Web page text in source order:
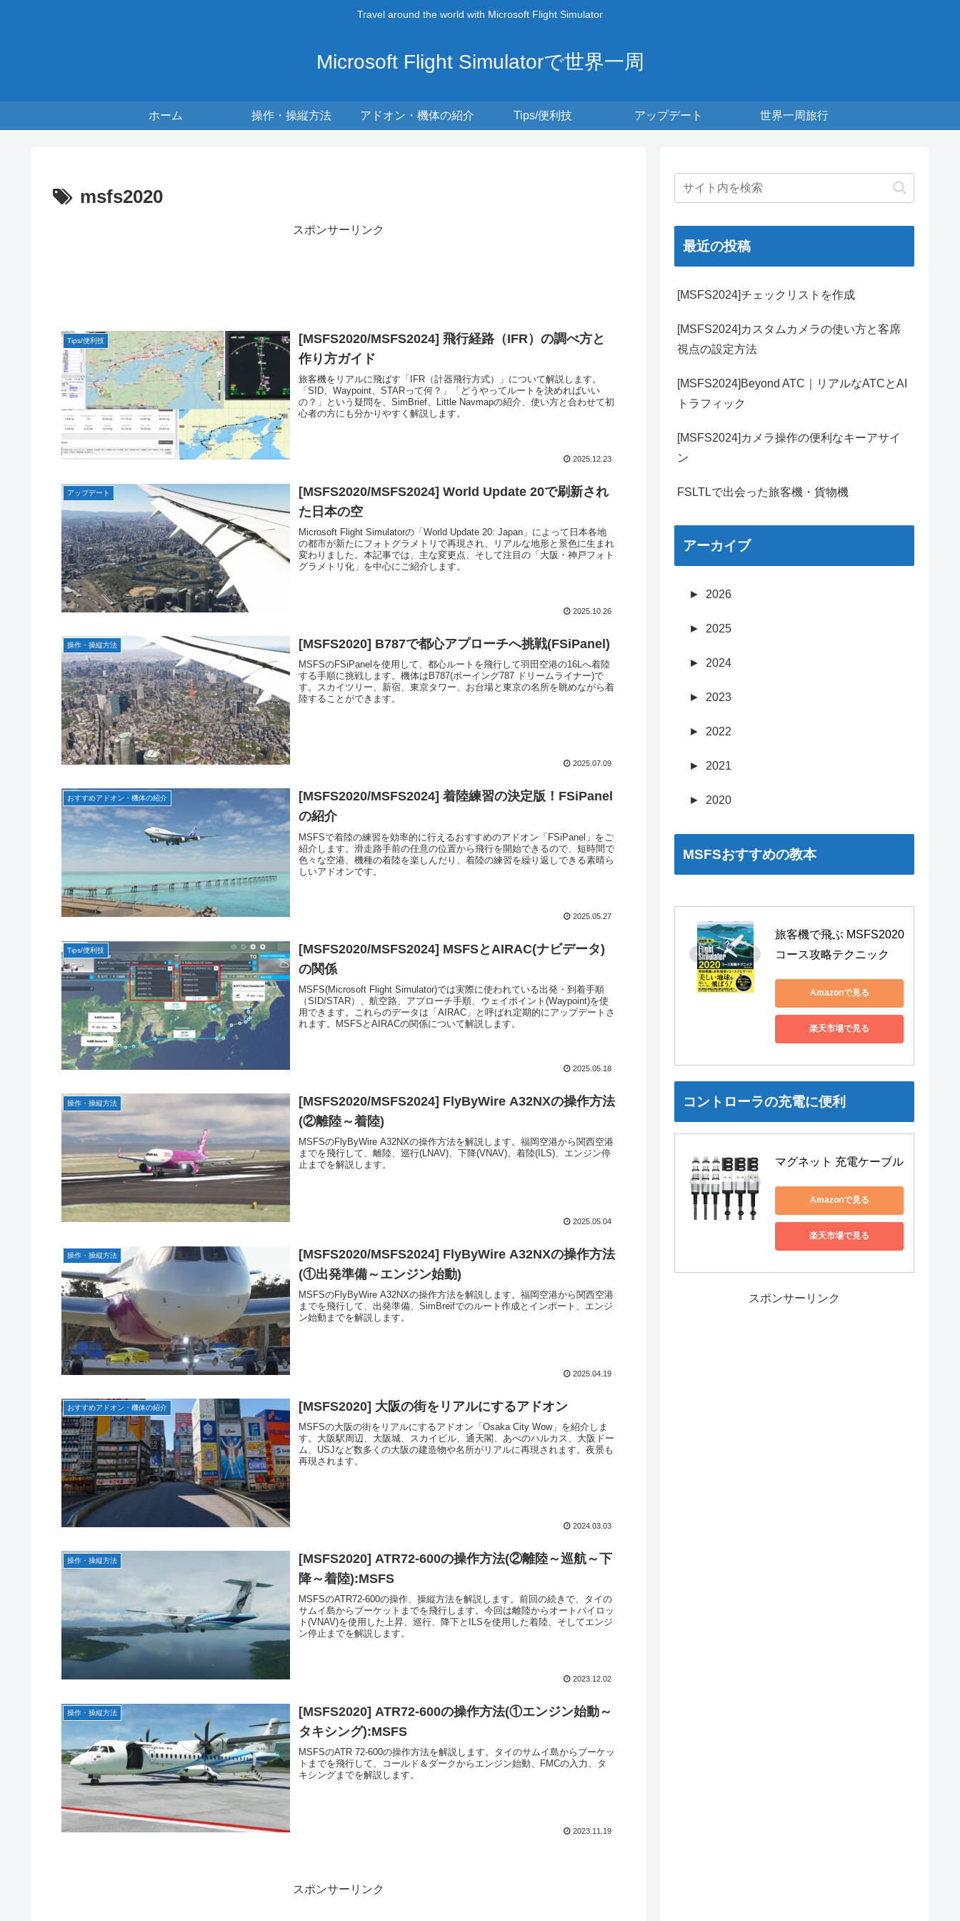
Travel around the world with Microsoft Flight Simulator
Microsoft Flight Simulatorで世界一周
ホーム 操作・操縦方法 アドオン・機体の紹介 Tips/便利技 アップデート 世界一周旅行
msfs2020
スポンサーリンク
Tips/便利技
[MSFS2020/MSFS2024] 飛行経路（IFR）の調べ方と
作り方ガイド
旅客機をリアルに飛ばす「IFR（計器飛行方式）」について解説します。
「SID、Waypoint、STARって何？」「どうやってルートを決めればいい
の？」という疑問を、SimBrief、Little Navmapの紹介、使い方と合わせて初
心者の方にも分かりやすく解説します。
2025.12.23
アップデート
[MSFS2020/MSFS2024] World Update 20で刷新され
た日本の空
Microsoft Flight Simulatorの「World Update 20: Japan」によって日本各地
の都市が新たにフォトグラメトリで再現され、リアルな地形と景色に生まれ
変わりました。本記事では、主な変更点、そして注目の「大阪・神戸フォト
グラメトリ化」を中心にご紹介します。
2025.10.26
操作・操縦方法 [MSFS2020] B787で都心アプローチへ挑戦(FSiPanel)
MSFSのFSiPanelを使用して、都心ルートを飛行して羽田空港の16Lへ着陸
する手順に挑戦します。機体はB787(ボーイング787 ドリームライナー)で
す。スカイツリー、新宿、東京タワー、お台場と東京の名所を眺めながら着
陸することができます。
2025.07.09
おすすめアドオン・機体の紹介
[MSFS2020/MSFS2024] 着陸練習の決定版！FSiPanel
の紹介
MSFSで着陸の練習を効率的に行えるおすすめのアドオン「FSiPanel」をご
紹介します。滑走路手前の任意の位置から飛行を開始できるので、短時間で
色々な空港、機種の着陸を楽しんだり、着陸の練習を繰り返しできる素晴ら
しいアドオンです。
2025.05.27
Tips/便利技
[MSFS2020/MSFS2024] MSFSとAIRAC(ナビデータ)
の関係
MSFS(Microsoft Flight Simulator)では実際に使われている出発・到着手順
（SID/STAR）、航空路、アプローチ手順、ウェイポイント(Waypoint)を使
用できます。これらのデータは「AIRAC」と呼ばれ定期的にアップデートさ
れます。MSFSとAIRACの関係について解説します。
2025.05.18
操作・操縦方法
[MSFS2020/MSFS2024] FlyByWire A32NXの操作方法
(②離陸～着陸)
MSFSのFlyByWire A32NXの操作方法を解説します。福岡空港から関西空港
までを飛行して、離陸、巡行(LNAV)、下降(VNAV)、着陸(ILS)、エンジン停
止までを解説します。
2025.05.04
操作・操縦方法
[MSFS2020/MSFS2024] FlyByWire A32NXの操作方法
(①出発準備～エンジン始動)
MSFSのFlyByWire A32NXの操作方法を解説します。福岡空港から関西空港
までを飛行して、出発準備、SimBreifでのルート作成とインポート、エンジ
ン始動までを解説します。
2025.04.19
おすすめアドオン・機体の紹介 [MSFS2020] 大阪の街をリアルにするアドオン
MSFSの大阪の街をリアルにするアドオン「Osaka City Wow」を紹介しま
す。大阪駅周辺、大阪城、スカイビル、通天閣、あべのハルカス、大阪ドー
ム、USJなど数多くの大阪の建造物や名所がリアルに再現されます。夜景も
再現されます。
2024.03.03
操作・操縦方法
[MSFS2020] ATR72-600の操作方法(②離陸～巡航～下
降～着陸):MSFS
MSFSのATR72-600の操作、操縦方法を解説します。前回の続きで、タイの
サムイ島からプーケットまでを飛行します。今回は離陸からオートパイロッ
ト(VNAV)を使用した上昇、巡行、降下とILSを使用した着陸、そしてエンジ
ン停止までを解説します。
2023.12.02
操作・操縦方法
[MSFS2020] ATR72-600の操作方法(①エンジン始動～
タキシング):MSFS
MSFSのATR 72-600の操作方法を解説します。タイのサムイ島からプーケッ
トまでを飛行して、コールド＆ダークからエンジン始動、FMCの入力、タ
キシングまでを解説します。
2023.11.19
スポンサーリンク
最近の投稿
[MSFS2024]チェックリストを作成
[MSFS2024]カスタムカメラの使い方と客席
視点の設定方法
[MSFS2024]Beyond ATC｜リアルなATCとAI
トラフィック
[MSFS2024]カメラ操作の便利なキーアサイ
ン
FSLTLで出会った旅客機・貨物機
アーカイブ
► 2026
► 2025
► 2024
► 2023
► 2022
► 2021
► 2020
MSFSおすすめの教本
旅客機で飛ぶ MSFS2020
コース攻略テクニック
Amazonで見る
楽天市場で見る
コントローラの充電に便利
マグネット 充電ケーブル
Amazonで見る
楽天市場で見る
スポンサーリンク